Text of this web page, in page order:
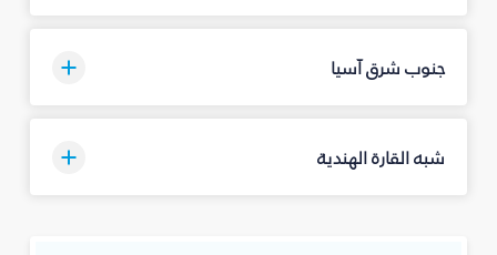
جنوب شرق آسيا
شبه القارة الهندية